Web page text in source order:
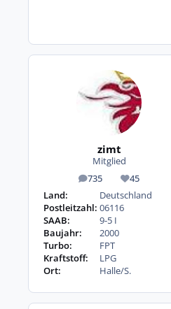
zimt
Mitglied
735
Beiträge 45
Reputation
Land:
Deutschland
Postleitzahl: 06116
SAAB:
9-5 I
Baujahr:
2000
Turbo:
FPT
Kraftstoff:
LPG
Ort:
Halle/S.